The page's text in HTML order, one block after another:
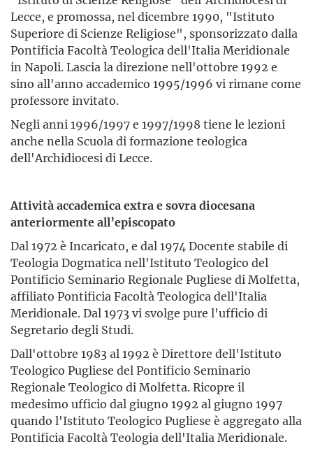
Lecce, e promossa, nel dicembre 1990, "Istituto
Superiore di Scienze Religiose", sponsorizzato dalla
Pontificia Facoltà Teologica dell'Italia Meridionale
in Napoli. Lascia la direzione nell'ottobre 1992 e
sino all'anno accademico 1995/1996 vi rimane come
professore invitato.
Negli anni 1996/1997 e 1997/1998 tiene le lezioni
anche nella Scuola di formazione teologica
dell'Archidiocesi di Lecce.
Attività accademica extra e sovra diocesana
anteriormente all’episcopato
Dal 1972 è Incaricato, e dal 1974 Docente stabile di
Teologia Dogmatica nell'Istituto Teologico del
Pontificio Seminario Regionale Pugliese di Molfetta,
affiliato Pontificia Facoltà Teologica dell'Italia
Meridionale. Dal 1973 vi svolge pure l'ufficio di
Segretario degli Studi.
Dall'ottobre 1983 al 1992 è Direttore dell'Istituto
Teologico Pugliese del Pontificio Seminario
Regionale Teologico di Molfetta. Ricopre il
medesimo ufficio dal giugno 1992 al giugno 1997
quando l'Istituto Teologico Pugliese è aggregato alla
Pontificia Facoltà Teologia dell'Italia Meridionale.